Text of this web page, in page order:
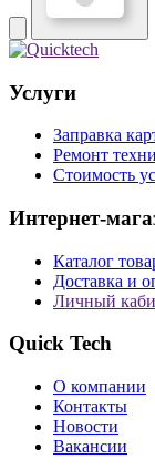
Услуги
Заправка
Ремонт
Стоимость
Интернет-
Каталог
Доставка и
Личный
Quick Tech
О компании
Контакты
Новости
Вакансии